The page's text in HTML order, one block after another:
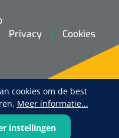
- 1 st
Privacy Cookies
cookies om de best
Meer informatie...
instellingen